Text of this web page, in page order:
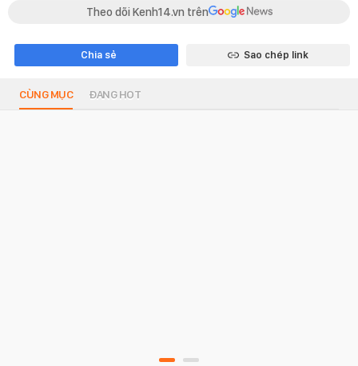
Theo dõi Kenh14.vn trên
Chia sẻ Sao chép link
CÙNG MỤC ĐANG HOT